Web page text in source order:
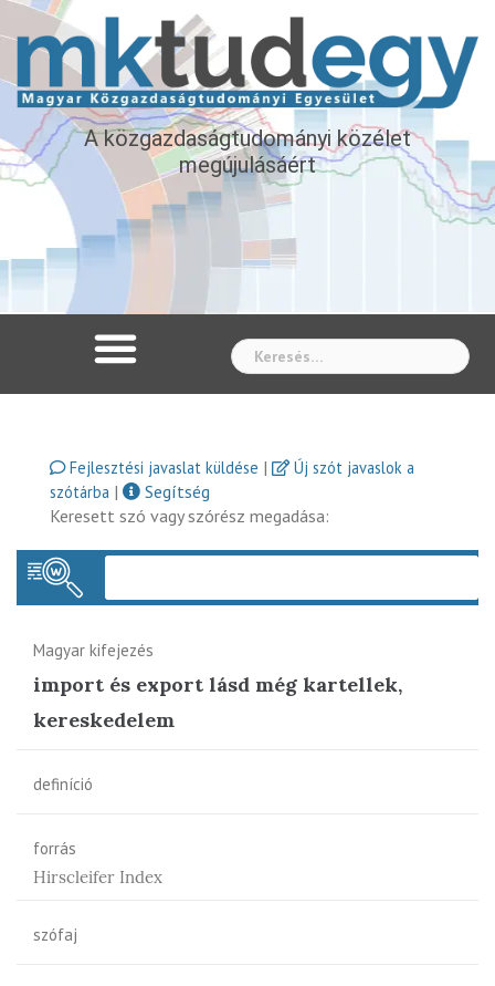
A közgazdaságtudományi közélet
megújulásáért
Fejlesztési javaslat küldése |
Új szót javaslok a
szótárba |
Segítség
Keresett szó vagy szórész megadása:
Magyar kifejezés
import és export lásd még kartellek,
kereskedelem
definíció
forrás
Hirscleifer Index
szófaj